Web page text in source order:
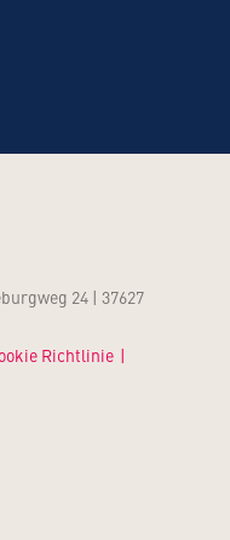
24 | 37627
Richtlinie